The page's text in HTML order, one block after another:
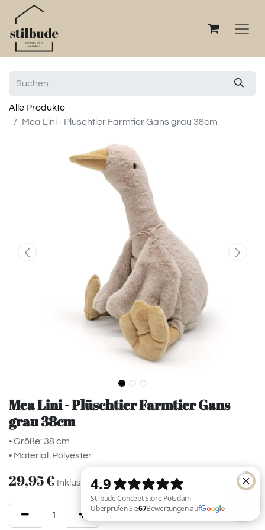
Alle Produkte
Mea Lini - Plüschtier Farmtier Gans grau 38cm
Mea Lini - Plüschtier Farmtier Gans
grau 38cm
• Größe: 38 cm
• Material: Polyester
29,95€ Inklusive MwSt.